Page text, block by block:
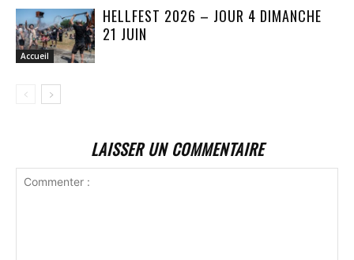
Accueil
HELLFEST 2026 – JOUR 4 DIMANCHE
21 JUIN
LAISSER UN COMMENTAIRE